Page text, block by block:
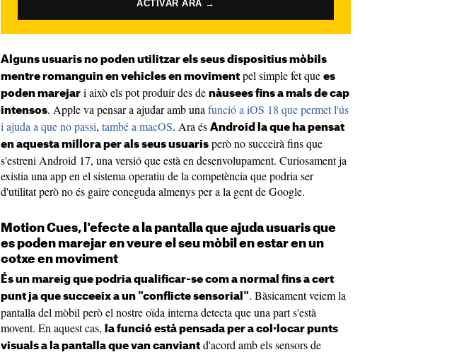
ACTIVAR ARA →
Alguns usuaris no poden utilitzar els seus dispositius mòbils
mentre romanguin en vehicles en moviment pel simple fet que es
poden marejar i això els pot produir des de nàusees fins a mals de cap
intensos. Apple va pensar a ajudar amb una funció a iOS 18 que permet l'ús
i ajuda a que no passi, també a macOS. Ara és Android la que ha pensat
en aquesta millora per als seus usuaris però no succeirà fins que
s'estreni Android 17, una versió que està en desenvolupament. Curiosament ja
existia una app en el sistema operatiu de la competència que podria ser
d'utilitat però no és gaire coneguda almenys per a la gent de Google.
Motion Cues, l'efecte a la pantalla que ajuda usuaris que
es poden marejar en veure el seu mòbil en estar en un
cotxe en moviment
És un mareig que podria qualificar-se com a normal fins a cert
punt ja que succeeix a un "conflicte sensorial". Bàsicament veiem la
pantalla del mòbil però el nostre oïda interna detecta que una part s'està
movent. En aquest cas,
la funció està pensada per a col·locar punts
visuals a la pantalla que van canviant d'acord amb els sensors de